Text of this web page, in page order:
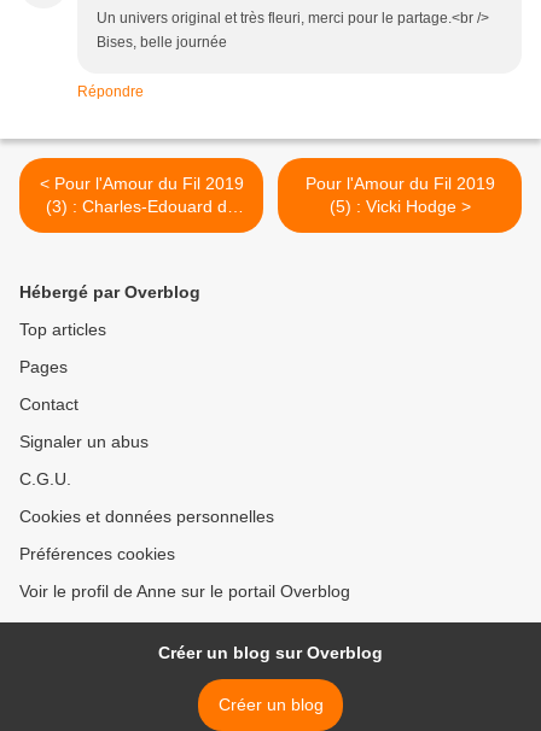
Un univers original et très fleuri, merci pour le partage.<br />
Bises, belle journée
Répondre
< Pour l'Amour du Fil 2019
(3) : Charles-Edouard de
Brouin
Pour l'Amour du Fil 2019
(5) : Vicki Hodge >
Hébergé par Overblog
Top articles
Pages
Contact
Signaler un abus
C.G.U.
Cookies et données personnelles
Préférences cookies
Voir le profil de Anne sur le portail Overblog
Créer un blog sur Overblog
Créer un blog